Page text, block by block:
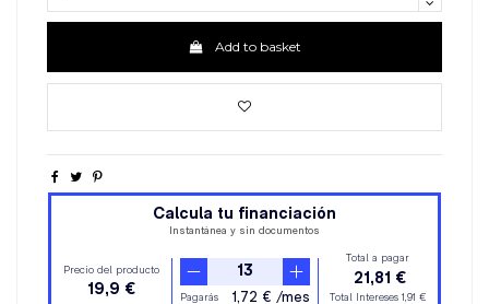
Add to basket